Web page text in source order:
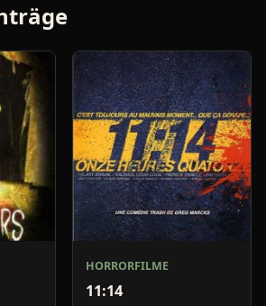
HORRORFILME
11:14